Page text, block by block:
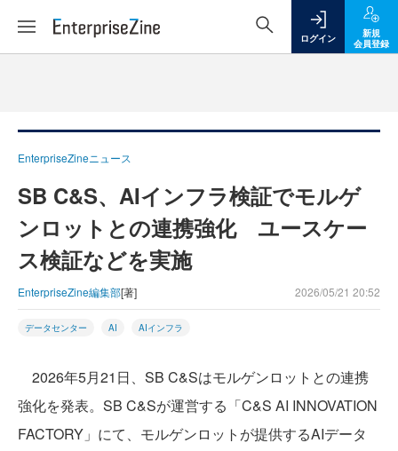
ログイン
新規
会員登録
EnterpriseZineニュース
SB C&S、AIインフラ検証でモルゲ
ンロットとの連携強化 ユースケー
ス検証などを実施
EnterpriseZine編集部[著] 2026/05/21 20:52
データセンター AI AIインフラ
2026年5月21日、SB C&Sはモルゲンロットとの連携
強化を発表。SB C&Sが運営する「C&S AI INNOVATION
FACTORY」にて、モルゲンロットが提供するAIデータ